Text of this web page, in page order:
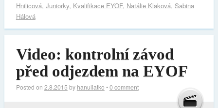
Hnilicová, Juniorky, Kvalifikace EYOF, Natálie Klaková, Sabina
Hálová
Video: kontrolní závod
před odjezdem na EYOF
Posted on 2.8.2015 by hanuliatko •0 comment